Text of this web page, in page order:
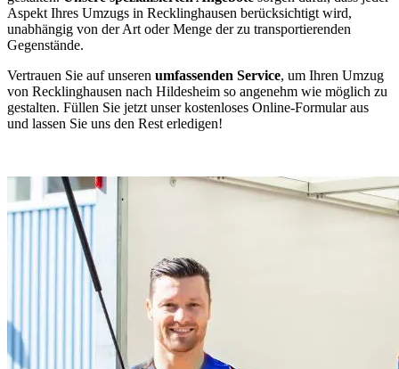
Aspekt Ihres Umzugs in Recklinghausen berücksichtigt wird,
unabhängig von der Art oder Menge der zu transportierenden
Gegenstände.
Vertrauen Sie auf unseren umfassenden Service, um Ihren Umzug
von Recklinghausen nach Hildesheim so angenehm wie möglich zu
gestalten. Füllen Sie jetzt unser kostenloses Online-Formular aus
und lassen Sie uns den Rest erledigen!